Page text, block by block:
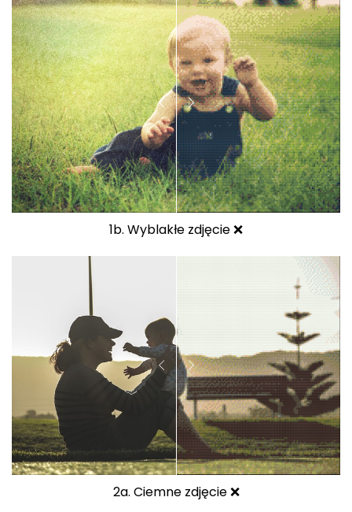
1b. Wyblakłe zdjęcie ❌
2a. Ciemne zdjęcie ❌